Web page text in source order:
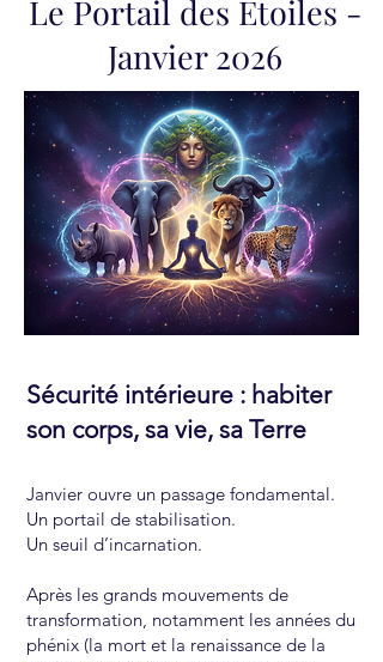
Le Portail des Etoiles -
Janvier 2026
Sécurité intérieure : habiter
son corps, sa vie, sa Terre
Janvier ouvre un passage fondamental.
Un portail de stabilisation.
Un seuil d’incarnation.
Après les grands mouvements de
transformation, notamment les années du
phénix (la mort et la renaissance de la